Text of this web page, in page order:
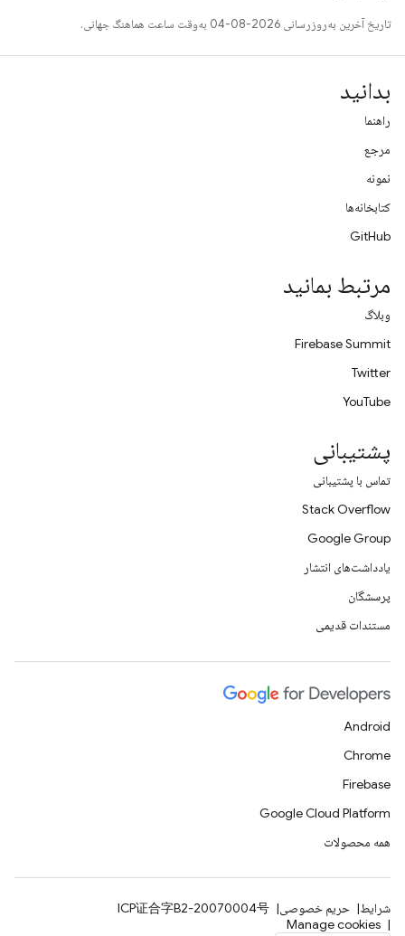
تاریخ آخرین به‌روزرسانی 2026-08-04 به‌وقت ساعت هماهنگ جهانی.
بدانید
راهنما
مرجع
نمونه
کتابخانه‌ها
GitHub
مرتبط بمانید
وبلاگ
Firebase Summit
Twitter
YouTube
پشتیبانی
تماس با پشتیبانی
Stack Overflow
Google Group
یادداشت‌های انتشار
پرسشگان
مستندات قدیمی
Android
Chrome
Firebase
Google Cloud Platform
همه محصولات
شرایط حریم خصوصی
ICP证合字B2-20070004号
Manage cookies